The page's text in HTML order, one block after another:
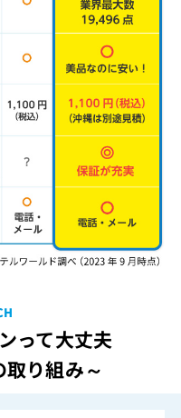
って大丈夫
り組み～